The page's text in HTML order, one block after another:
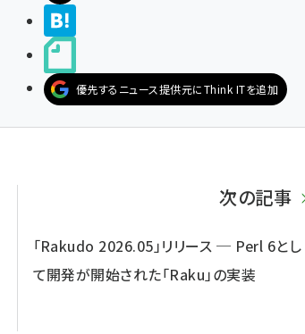
優先するニュース提供元にThink ITを追加
次の記事
「Rakudo 2026.05」リリース ─ Perl 6とし
て開発が開始された「Raku」の実装